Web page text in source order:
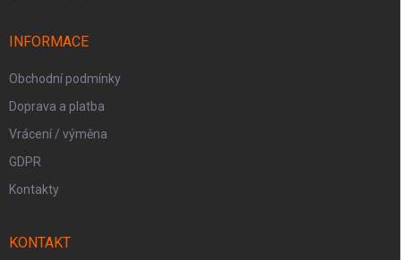
INFORMACE
Obchodní podmínky
Doprava a platba
Vrácení / výměna
GDPR
Kontakty
KONTAKT